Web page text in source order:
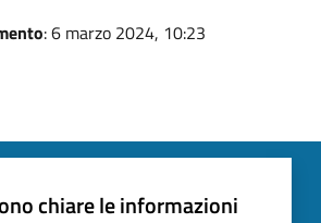
: 6 marzo 2024, 10:23
chiare le informazioni